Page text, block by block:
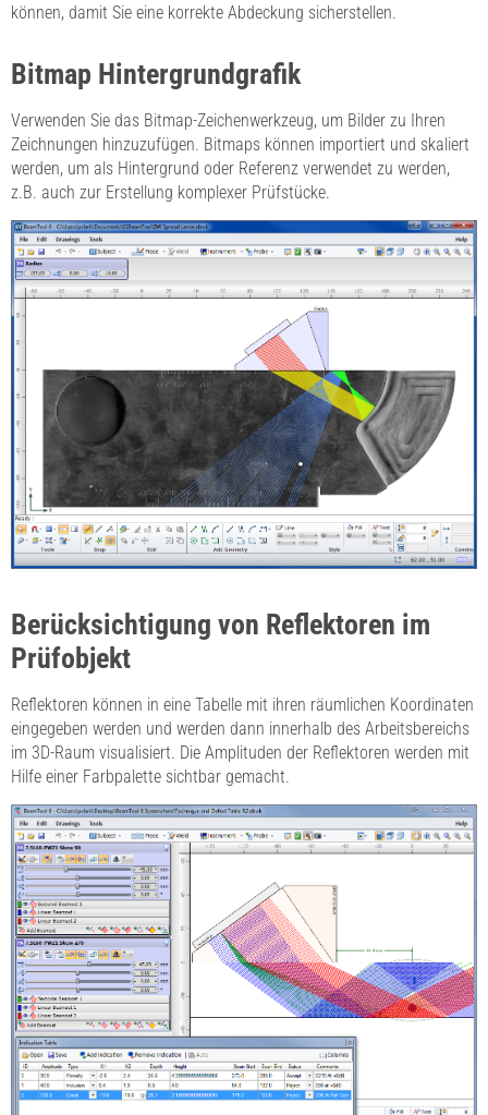
können, damit Sie eine korrekte Abdeckung sicherstellen.
Bitmap Hintergrundgrafik
Verwenden Sie das Bitmap-Zeichenwerkzeug, um Bilder zu Ihren
Zeichnungen hinzuzufügen. Bitmaps können importiert und skaliert
werden, um als Hintergrund oder Referenz verwendet zu werden,
z.B. auch zur Erstellung komplexer Prüfstücke.
Berücksichtigung von Reflektoren im
Prüfobjekt
Reflektoren können in eine Tabelle mit ihren räumlichen Koordinaten
eingegeben werden und werden dann innerhalb des Arbeitsbereichs
im 3D-Raum visualisiert. Die Amplituden der Reflektoren werden mit
Hilfe einer Farbpalette sichtbar gemacht.